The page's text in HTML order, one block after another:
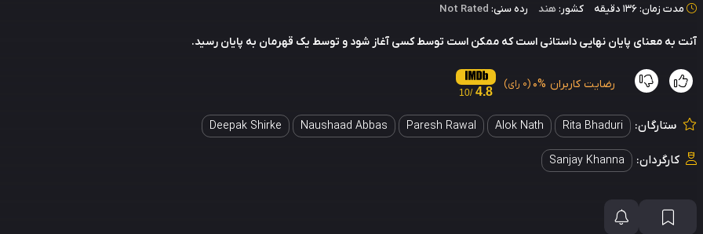
مدت زمان: 136 دقیقه کشور:هند رده سنی: Not Rated
آنت به معنای پایان نهایی داستانی است که ممکن است توسط کسی آغاز شود و توسط یک قهرمان به پایان رسید.
رضایت کاربران 0% (0 رای)
4.8
/10
ستارگان: Rita Bhaduri
Alok Nath
Paresh Rawal
Naushaad Abbas
Deepak Shirke
کارگردان: Sanjay Khanna